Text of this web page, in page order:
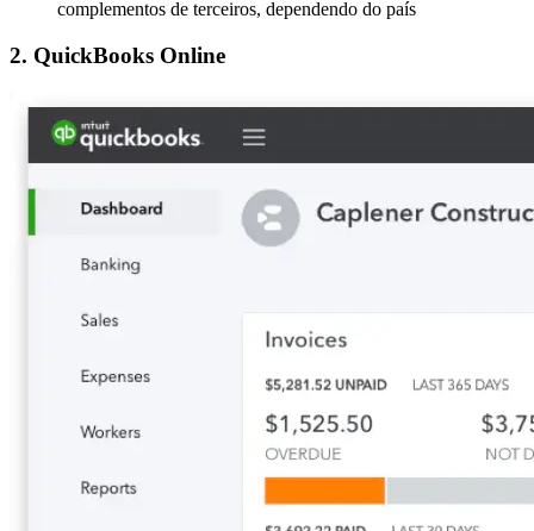
complementos de terceiros, dependendo do país
2. QuickBooks Online